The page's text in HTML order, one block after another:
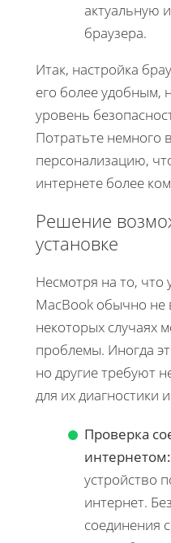
актуальную
браузера.
Итак, настройка
его более удобным,
уровень
Потратьте немного
персонализацию,
интернете более
Решение
установке
Несмотря на то, что
MacBook обычно не
некоторых случаях
проблемы. Иногда
но другие требуют
для их диагностики
Проверка
интернетом:
устройство
интернет.
соединения